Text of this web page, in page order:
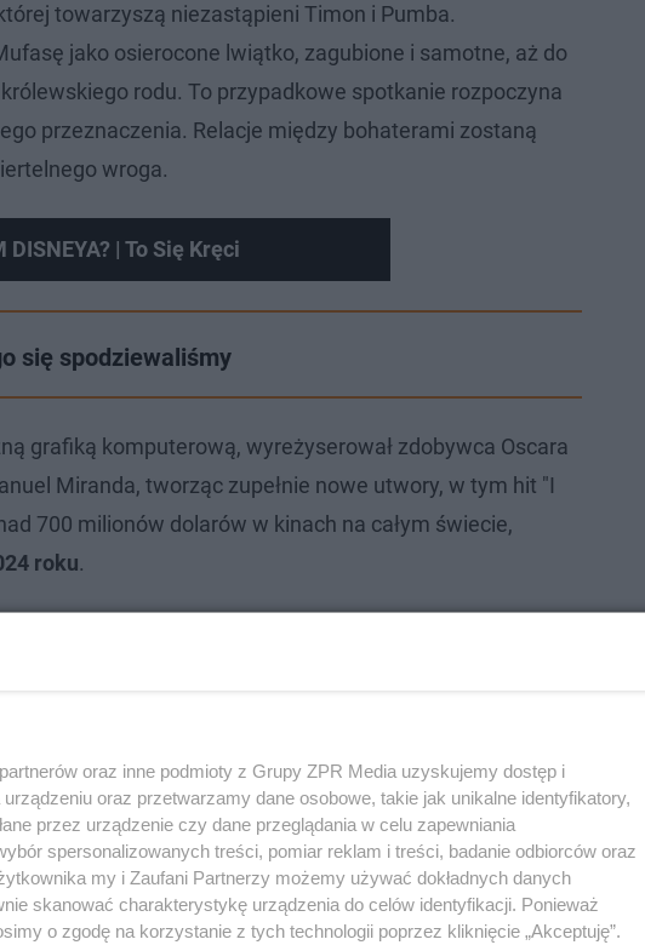
towarzyszą niezastąpieni Timon i Pumba.
jako osierocone lwiątko, zagubione i samotne, aż do
rodu. To przypadkowe spotkanie rozpoczyna
przeznaczenia. Relacje między bohaterami zostaną
wroga.
DISNEYA? | To Się Kręci
się spodziewaliśmy
grafiką komputerową, wyreżyserował zdobywca Oscara
Miranda, tworząc zupełnie nowe utwory, w tym hit "I
700 milionów dolarów w kinach na całym świecie,
roku.
oraz inne podmioty z Grupy ZPR Media uzyskujemy dostęp i
oraz przetwarzamy dane osobowe, takie jak unikalne identyfikatory,
przez urządzenie czy dane przeglądania w celu zapewniania
spersonalizowanych treści, pomiar reklam i treści, badanie odbiorców oraz
my i Zaufani Partnerzy możemy używać dokładnych danych
skanować charakterystykę urządzenia do celów identyfikacji. Ponieważ
o zgodę na korzystanie z tych technologii poprzez kliknięcie „Akceptuję”.